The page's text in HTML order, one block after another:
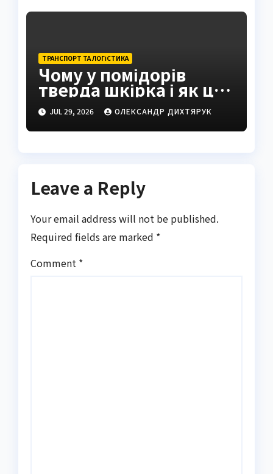
ТРАНСПОРТ ТА ЛОГІСТИКА
Чому у помідорів
тверда шкірка і як це
виправити
JUL 29, 2026 ОЛЕКСАНДР ДИХТЯРУК
Leave a Reply
Your email address will not be published.
Required fields are marked *
Comment *